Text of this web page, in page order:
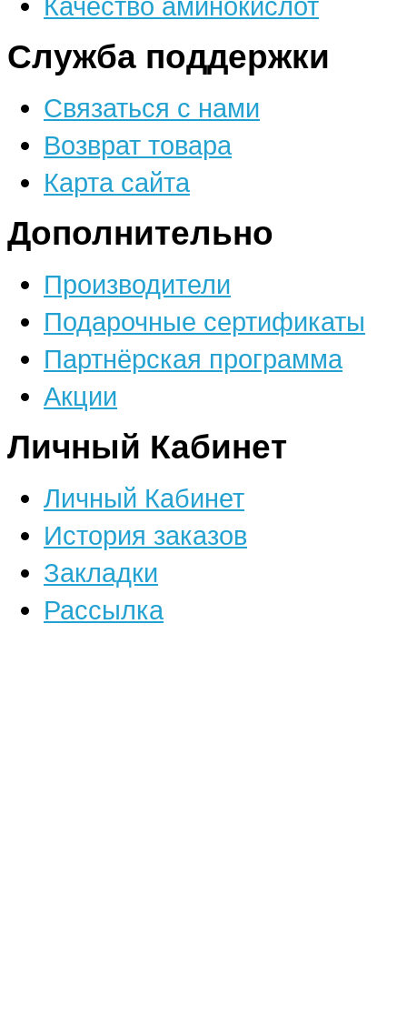
Служба поддержки
Связаться с нами
Возврат товара
Карта сайта
Дополнительно
Производители
Подарочные сертификаты
Партнёрская программа
Акции
Личный Кабинет
Личный Кабинет
История заказов
Закладки
Рассылка